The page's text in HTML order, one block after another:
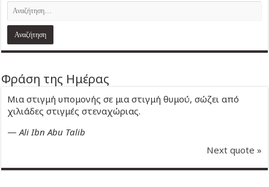
Φράση της Ημέρας
Μια στιγμή υπομονής σε μια στιγμή θυμού, σώζει από
χιλιάδες στιγμές στεναχώριας.
—Ali Ibn Abu Talib
Next quote »